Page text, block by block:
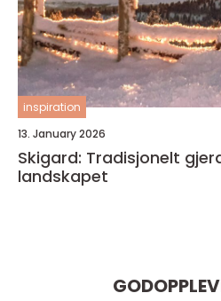
inspiration
13. January 2026
Skigard: Tradisjonelt
landskapet